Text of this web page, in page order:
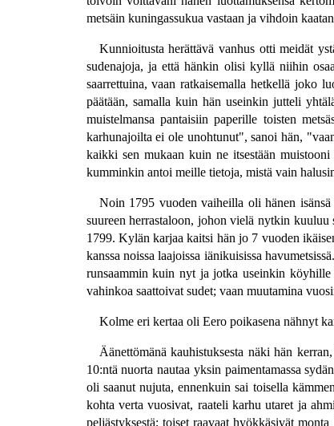
metsäin kuningassukua vastaan ja vihdoin
Kunnioitusta herättävä vanhus otti meidät
sudenajoja, ja että hänkin olisi kyllä niihin
saarrettuina, vaan ratkaisemalla hetkellä joko
päätään, samalla kuin hän useinkin jutteli
muistelmansa pantaisiin paperille toisten
karhunajoilta ei ole unohtunut", sanoi hän,
kaikki sen mukaan kuin ne itsestään
kumminkin antoi meille tietoja, mistä vain
Noin 1795 vuoden vaiheilla oli hänen
suureen herrastaloon, johon vielä nytkin
1799. Kylän karjaa kaitsi hän jo 7 vuoden
kanssa noissa laajoissa iänikuisissa
runsaammin kuin nyt ja jotka useinkin
vahinkoa saattoivat sudet; vaan muutamina
Kolme eri kertaa oli Eero poikasena nähnyt
Äänettömänä kauhistuksesta näki hän
10:ntä nuorta nautaa yksin paimentamassa
oli saanut nujuta, ennenkuin sai toisella
kohta verta vuosivat, raateli karhu utaret ja
peljästyksestä; toiset raavaat hyökkäsivät